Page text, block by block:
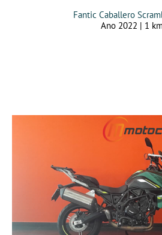
Fantic Caballero
Ano 2022 | 1